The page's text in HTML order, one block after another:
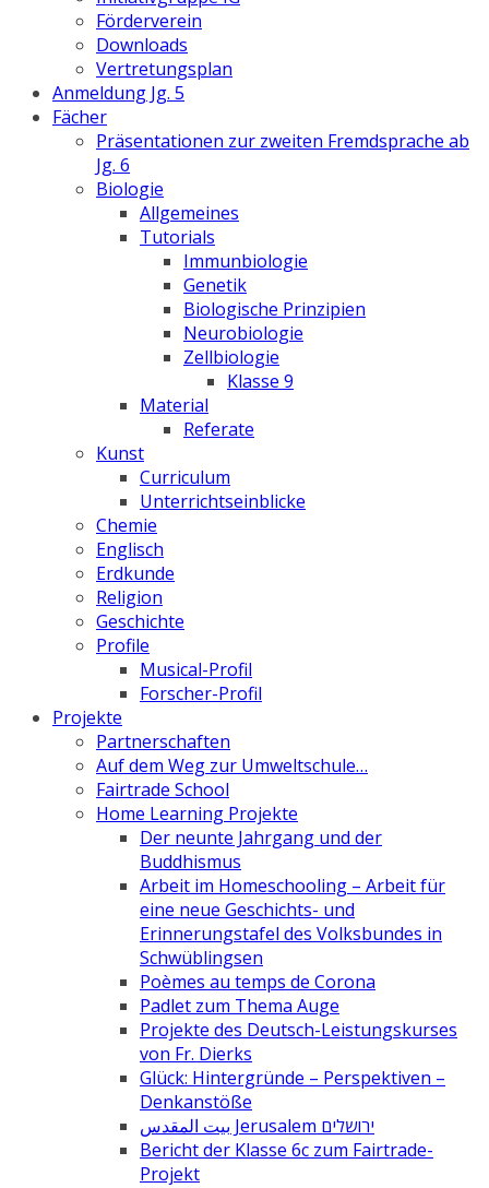
Förderverein
Downloads
Vertretungsplan
Anmeldung Jg. 5
Fächer
Präsentationen zur zweiten Fremdsprache ab
Jg. 6
Biologie
Allgemeines
Tutorials
Immunbiologie
Genetik
Biologische Prinzipien
Neurobiologie
Zellbiologie
Klasse 9
Material
Referate
Kunst
Curriculum
Unterrichtseinblicke
Chemie
Englisch
Erdkunde
Religion
Geschichte
Profile
Musical-Profil
Forscher-Profil
Projekte
Partnerschaften
Auf dem Weg zur Umweltschule…
Fairtrade School
Home Learning Projekte
Der neunte Jahrgang und der
Buddhismus
Arbeit im Homeschooling – Arbeit für
eine neue Geschichts- und
Erinnerungstafel des Volksbundes in
Schwüblingsen
Poèmes au temps de Corona
Padlet zum Thema Auge
Projekte des Deutsch-Leistungskurses
von Fr. Dierks
Glück: Hintergründe – Perspektiven –
Denkanstöße
بيت المقدس Jerusalem ירושלים
Bericht der Klasse 6c zum Fairtrade-
Projekt